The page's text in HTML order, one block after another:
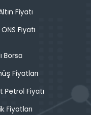
Fiyatı
Fiyatı
Borsa
Fiyatları
Petrol Fiyatı
Fiyatları